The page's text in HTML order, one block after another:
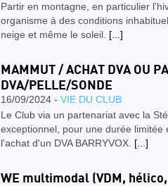
Partir en montagne, en particulier
organisme à des conditions
neige et même le soleil. [...]
MAMMUT / ACHAT DVA OU
DVA/PELLE/SONDE
16/09/2024 - VIE DU CLUB
Le Club via un partenariat avec la
exceptionnel, pour une durée limitée
l'achat d'un DVA BARRYVOX. [...]
WE multimodal (VDM,